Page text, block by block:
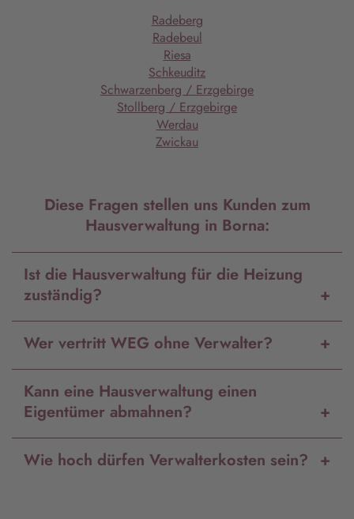
Radeberg
Radebeul
Riesa
Schkeuditz
Schwarzenberg / Erzgebirge
Stollberg / Erzgebirge
Werdau
Zwickau
Diese Fragen stellen uns Kunden zum
Hausverwaltung in Borna:
Ist die Hausverwaltung für die Heizung
zuständig?
Wer vertritt WEG ohne Verwalter?
Kann eine Hausverwaltung einen
Eigentümer abmahnen?
Wie hoch dürfen Verwalterkosten sein?